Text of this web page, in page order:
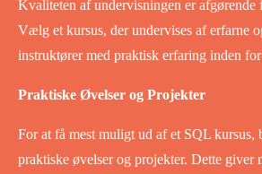
Kvaliteten af undervisningen er afgørende
Vælg et kursus, der undervises af erfarne
instruktører med praktisk erfaring inden
Praktiske Øvelser og Projekter
For at få mest muligt ud af et SQL kursus,
praktiske øvelser og projekter. Dette giver